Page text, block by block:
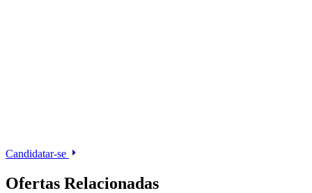
Candidatar-se
Ofertas Relacionadas